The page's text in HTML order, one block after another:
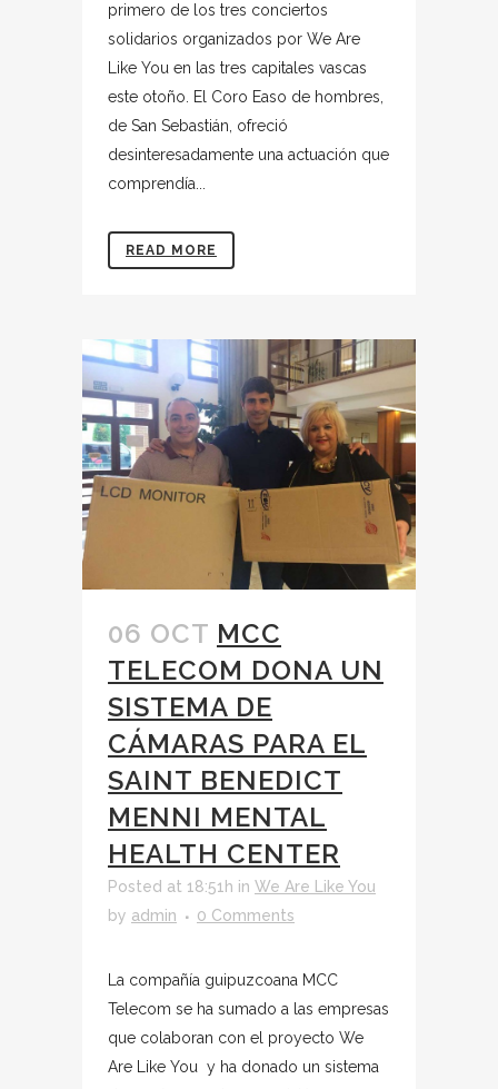
primero de los tres conciertos
solidarios organizados por We Are
Like You en las tres capitales vascas
este otoño. El Coro Easo de hombres,
de San Sebastián, ofreció
desinteresadamente una actuación que
comprendía...
READ MORE
06 OCT MCC
TELECOM DONA UN
SISTEMA DE
CÁMARAS PARA EL
SAINT BENEDICT
MENNI MENTAL
HEALTH CENTER
Posted at 18:51h in We Are Like You
by admin 0 Comments
La compañía guipuzcoana MCC
Telecom se ha sumado a las empresas
que colaboran con el proyecto We
Are Like You y ha donado un sistema